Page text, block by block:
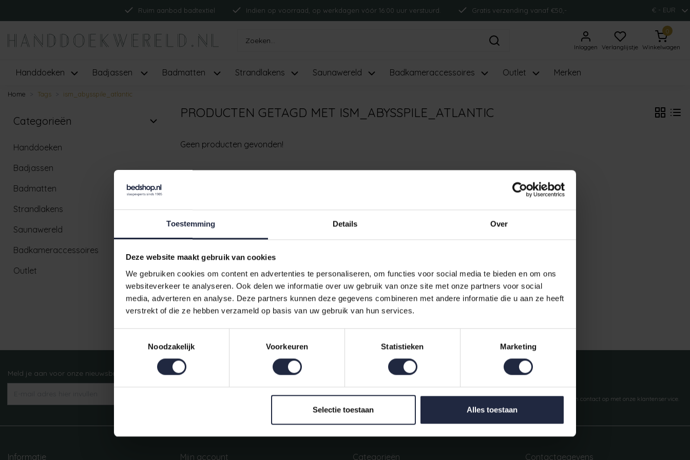
Toestemming Details Over
Deze website maakt gebruik van cookies
We gebruiken cookies om content en advertenties te personaliseren, om functies voor social media te bieden en om ons
websiteverkeer te analyseren. Ook delen we informatie over uw gebruik van onze site met onze partners voor social
media, adverteren en analyse. Deze partners kunnen deze gegevens combineren met andere informatie die u aan ze heeft
verstrekt of die ze hebben verzameld op basis van uw gebruik van hun services.
Noodzakelijk
Voorkeuren Statistieken Marketing
Selectie toestaan Alles toestaan
Ruim aanbod badtextiel Indien op voorraad, op werkdagen vóór 16:00 uur verstuurd. Gratis verzending vanaf €50,- € - EUR
Inloggen Verlanglijstje
0
Winkelwagen
Handdoeken Badjassen Badmatten Strandlakens Saunawereld Badkameraccessoires Outlet Merken
Home Tags ism_abysspile_atlantic
Categorieën
Handdoeken
Badjassen
Badmatten
Strandlakens
Saunawereld
Badkameraccessoires
Outlet
PRODUCTEN GETAGD MET ISM_ABYSSPILE_ATLANTIC
Geen producten gevonden!
Ruim aanbod badtextiel Indien op voorraad, op werkdagen vóór 16:00 uur verstuurd. Gratis verzending vanaf €50,-
Meld je aan voor onze nieuwsbrief! Mijn account
Snel regelen in je account. Volg je bestelling, betaal facturen of
retourneer een artikel.
Vragen?
We helpen je graag. Neem contact op met onze klantenservice.
Informatie Mijn account Categorieën Contactgegevens